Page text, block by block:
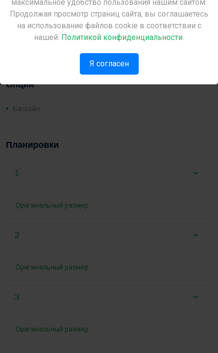
Please check back later.
Расстояния
200 м
Опции
Бассейн
Планировки
1
Оригинальный размер
2
Оригинальный размер
3
Оригинальный размер
максимальное удобство пользования нашим сайтом.
Продолжая просмотр страниц сайта, вы соглашаетесь
на использование файлов cookie в соответствии с
нашей. Политикой конфиденциальности
Я согласен